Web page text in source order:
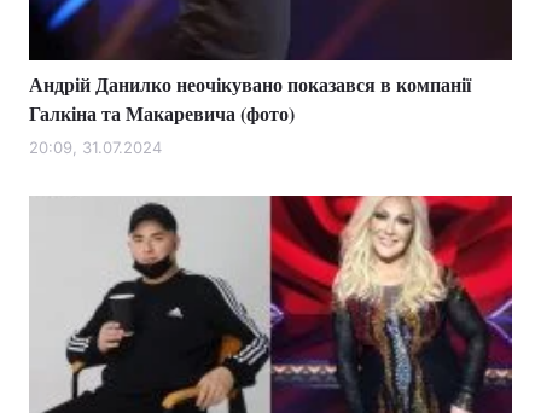
Андрій Данилко неочікувано показався в компанії
Галкіна та Макаревича (фото)
20:09, 31.07.2024